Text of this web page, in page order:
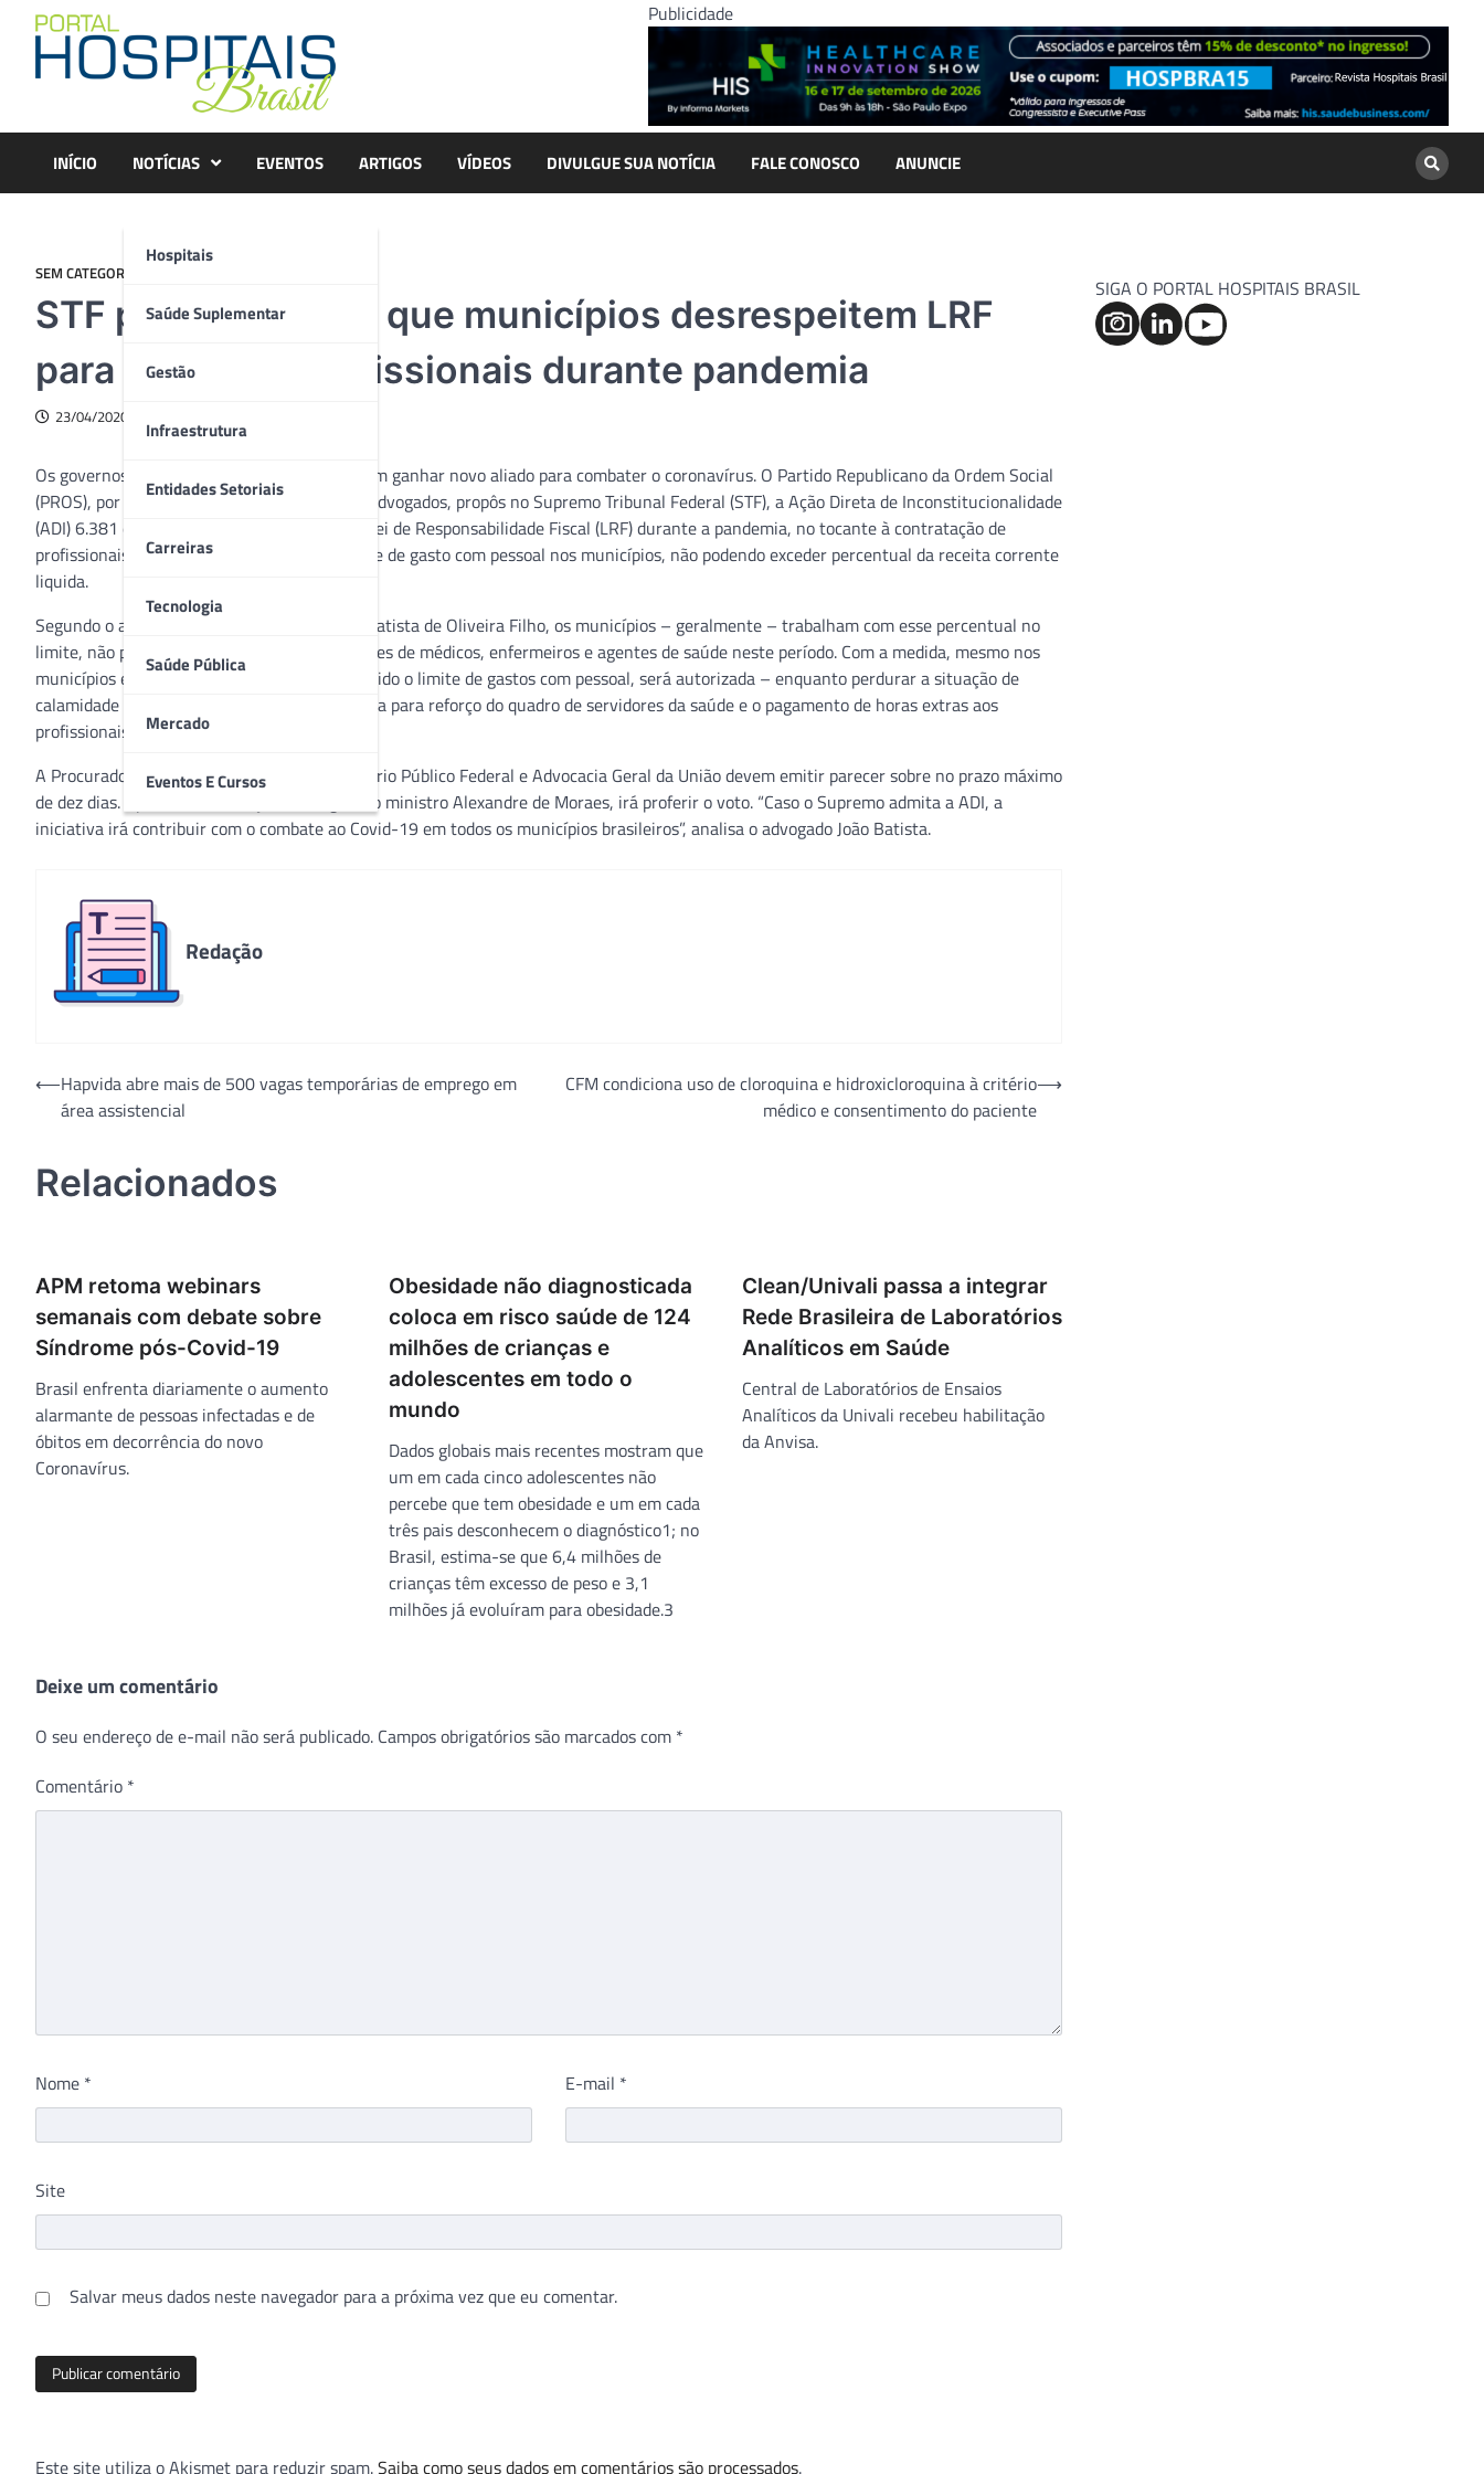
content
Publicidade
INÍCIO NOTÍCIAS
Hospitais
Saúde Suplementar
Gestão
Infraestrutura
Entidades Setoriais
Carreiras
Tecnologia
Saúde Pública
Mercado
Eventos E Cursos
EVENTOS ARTIGOS VÍDEOS DIVULGUE SUA NOTÍCIA FALE CONOSCO ANUNCIE
SEM CATEGORIA
STF pode autorizar que municípios desrespeitem LRF
para contratar profissionais durante pandemia
23/04/2020
Os governos municipais de todo o Brasil podem ganhar novo aliado para combater o coronavírus. O Partido Republicano da Ordem Social
(PROS), por meio do escritório Oliveira Filho Advogados, propôs no Supremo Tribunal Federal (STF), a Ação Direta de Inconstitucionalidade
(ADI) 6.381 que pode alterar a legislação e a Lei de Responsabilidade Fiscal (LRF) durante a pandemia, no tocante à contratação de
profissionais de saúde. A LRF estabelece limite de gasto com pessoal nos municípios, não podendo exceder percentual da receita corrente
liquida.
Segundo o advogado que propõe a ADI, João Batista de Oliveira Filho, os municípios – geralmente – trabalham com esse percentual no
limite, não podendo realizar novas contratações de médicos, enfermeiros e agentes de saúde neste período. Com a medida, mesmo nos
municípios em Poder Executivo já tenha atingido o limite de gastos com pessoal, será autorizada – enquanto perdurar a situação de
calamidade pública – a contratação temporária para reforço do quadro de servidores da saúde e o pagamento de horas extras aos
profissionais.
A Procuradoria-Geral da República do Ministério Público Federal e Advocacia Geral da União devem emitir parecer sobre no prazo máximo
de dez dias. Após a manifestação dos órgãos, o ministro Alexandre de Moraes, irá proferir o voto. “Caso o Supremo admita a ADI, a
iniciativa irá contribuir com o combate ao Covid-19 em todos os municípios brasileiros”, analisa o advogado João Batista.
Redação
Navegação
⟵Hapvida abre mais de 500 vagas temporárias de emprego em
área assistencial
CFM condiciona uso de cloroquina e hidroxicloroquina à critério
médico e consentimento do paciente
⟶
Relacionados
APM retoma webinars
semanais com debate sobre
Síndrome pós-Covid-19
Brasil enfrenta diariamente o aumento
alarmante de pessoas infectadas e de
óbitos em decorrência do novo
Coronavírus.
Obesidade não diagnosticada
coloca em risco saúde de 124
milhões de crianças e
adolescentes em todo o
mundo
Dados globais mais recentes mostram que
um em cada cinco adolescentes não
percebe que tem obesidade e um em cada
três pais desconhecem o diagnóstico1; no
Brasil, estima-se que 6,4 milhões de
crianças têm excesso de peso e 3,1
milhões já evoluíram para obesidade.3
Clean/Univali passa a integrar
Rede Brasileira de Laboratórios
Analíticos em Saúde
Central de Laboratórios de Ensaios
Analíticos da Univali recebeu habilitação
da Anvisa.
Deixe um comentário
O seu endereço de e-mail não será publicado. Campos obrigatórios são marcados com *
Comentário *
Nome * E-mail *
Site
Salvar meus dados neste navegador para a próxima vez que eu comentar.
Este site utiliza o Akismet para reduzir spam.Saiba como seus dados em comentários são processados.
SIGA O PORTAL HOSPITAIS BRASIL